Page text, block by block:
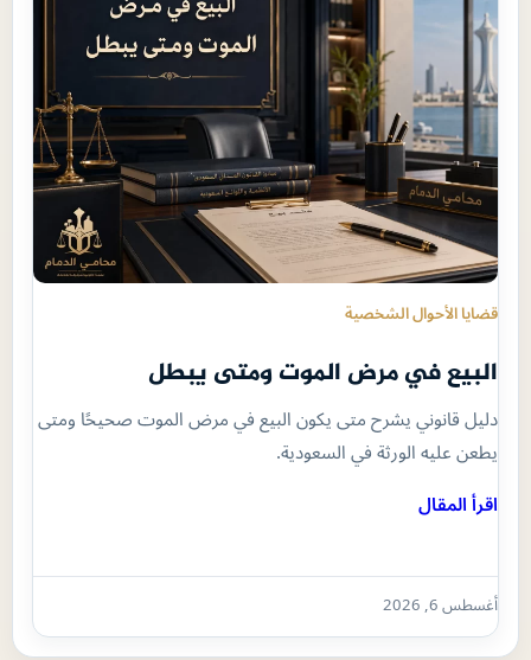
قضايا الأحوال الشخصية
البيع في مرض الموت ومتى يبطل
دليل قانوني يشرح متى يكون البيع في مرض الموت صحيحًا ومتى
يطعن عليه الورثة في السعودية.
اقرأ المقال
أغسطس 6, 2026